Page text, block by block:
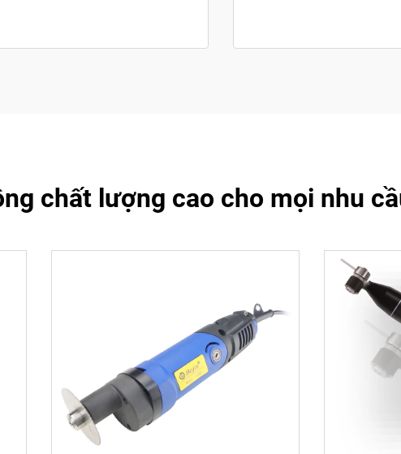
chất lượng cao cho mọi nhu